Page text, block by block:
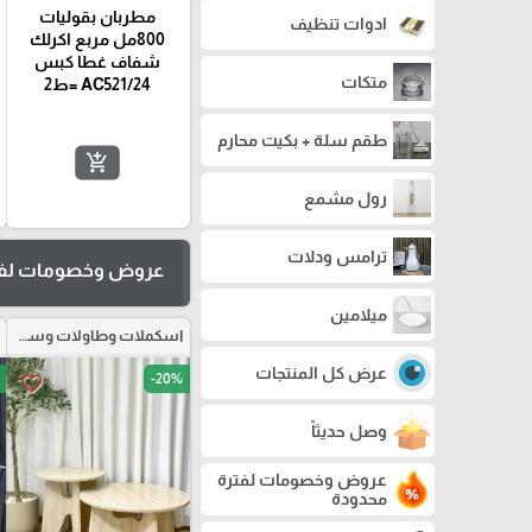
ادوات تنظيف
متكات
طقم سلة + بكيت محارم
رول مشمع
ترامس ودلات
ميلامين
عرض كل المنتجات
وصل حديثاً
عروض وخصومات لفترة
محدودة
مطربان بقوليات
800مل مربع اكرلك
شفاف غطا كبس
AC521/24 =ط2
add_shopping_cart
عروض وخصومات
اسكملات وطاولات وسط وكراسي
favorite_border -20%